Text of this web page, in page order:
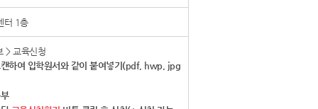
터 1층
> 교육신청
하여 입학원서와 같이 붙여넣기(pdf, hwp, jpg